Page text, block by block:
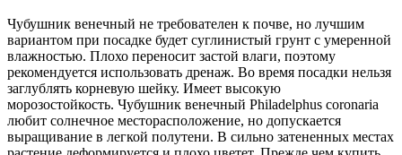
Чубушник венечный не требователен к почве, но лучшим
вариантом при посадке будет суглинистый грунт с умеренной
влажностью. Плохо переносит застой влаги, поэтому
рекомендуется использовать дренаж. Во время посадки нельзя
заглублять корневую шейку. Имеет высокую
морозостойкость. Чубушник венечный Philadelphus coronaria
любит солнечное месторасположение, но допускается
выращивание в легкой полутени. В сильно затененных местах